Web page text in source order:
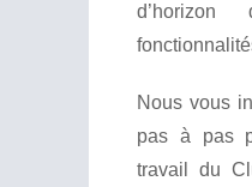
d’horizon
Nous vous
pas à pas
travail du